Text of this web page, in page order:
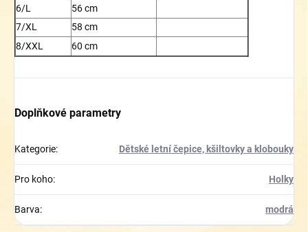
6/L
56 cm
7/XL
58 cm
8/XXL
60 cm
Doplňkové parametry
Kategorie: Dětské letní čepice, kšiltovky a klobouky
Pro koho: Holky
Barva: modrá